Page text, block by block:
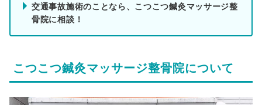
交通事故施術のことなら、こつこつ鍼灸マッサージ整
骨院に相談！
こつこつ鍼灸マッサージ整骨院について